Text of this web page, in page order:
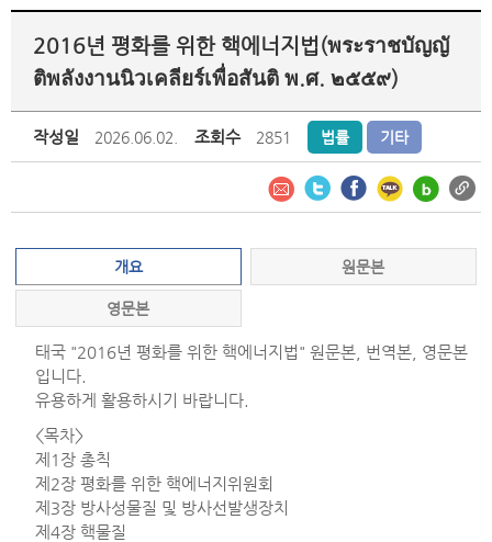
2016년 평화를 위한 핵에너지법(พระราชบัญญั
ติพลังงานนิวเคลียร์เพื่อสันติ พ.ศ. ๒๕๕๙)
작성일 2026.06.02. 조회수 2851 법률 기타
개요 원문본
영문본
태국 "2016년 평화를 위한 핵에너지법" 원문본, 번역본, 영문본
입니다.
유용하게 활용하시기 바랍니다.
<목차>
제1장 총칙
제2장 평화를 위한 핵에너지위원회
제3장 방사성물질 및 방사선발생장치
제4장 핵물질